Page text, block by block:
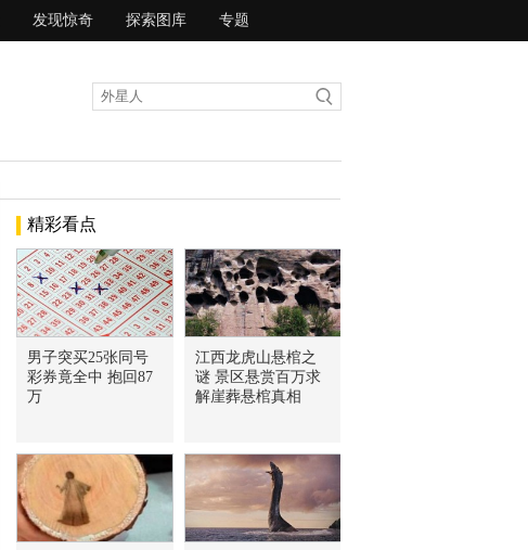
发现惊奇 探索图库 专题
精彩看点
男子突买25张同号
彩券竟全中 抱回87
万
江西龙虎山悬棺之
谜 景区悬赏百万求
解崖葬悬棺真相